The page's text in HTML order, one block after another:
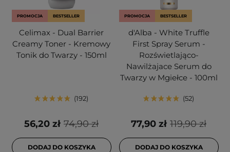
PROMOCJA BESTSELLER
Celimax - Dual Barrier
Creamy Toner - Kremowy
Tonik do Twarzy - 150ml
192
74,90 zł
56,20 zł
DODAJ DO KOSZYKA
PROMOCJA BESTSELLER
d'Alba - White Truffle
First Spray Serum -
Rozświetlająco-
Nawilżajace Serum do
Twarzy w Mgiełce - 100ml
52
119,90 zł
77,90 zł
DODAJ DO KOSZYKA